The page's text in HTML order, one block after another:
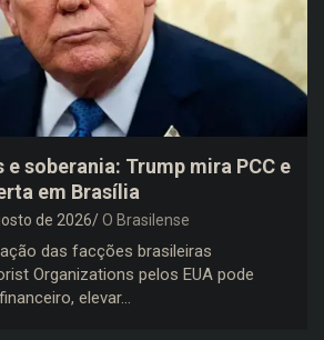
e soberania: Trump mira PCC e
em Brasília
de 2026 O Brasilense
das facções brasileiras
Organizations pelos EUA pode
elevar…